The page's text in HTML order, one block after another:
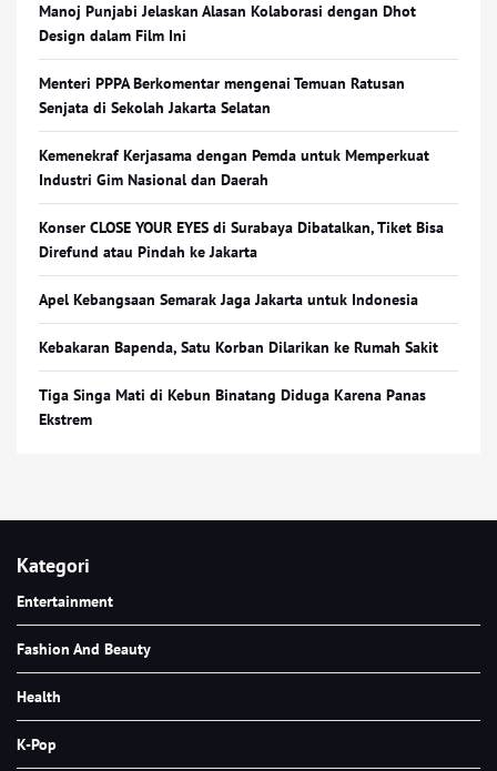
Manoj Punjabi Jelaskan Alasan Kolaborasi dengan Dhot
Design dalam Film Ini
Menteri PPPA Berkomentar mengenai Temuan Ratusan
Senjata di Sekolah Jakarta Selatan
Kemenekraf Kerjasama dengan Pemda untuk Memperkuat
Industri Gim Nasional dan Daerah
Konser CLOSE YOUR EYES di Surabaya Dibatalkan, Tiket Bisa
Direfund atau Pindah ke Jakarta
Apel Kebangsaan Semarak Jaga Jakarta untuk Indonesia
Kebakaran Bapenda, Satu Korban Dilarikan ke Rumah Sakit
Tiga Singa Mati di Kebun Binatang Diduga Karena Panas
Ekstrem
Kategori
Entertainment
Fashion And Beauty
Health
K-Pop